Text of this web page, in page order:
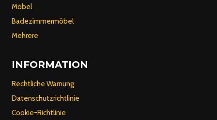
Möbel
Badezimmermöbel
Mehrere
INFORMATION
Rechtliche Warnung
Datenschutzrichtlinie
Cookie-Richtlinie